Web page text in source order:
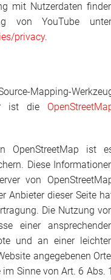
mit Nutzerdaten
von YouTube
privacy.
Mapping-
ist die
OpenStreetMap ist
Diese
von
Anbieter dieser Seite
Die Nutzung
einer
und an einer
angegebenen
Sinne von Art. 6 Abs.